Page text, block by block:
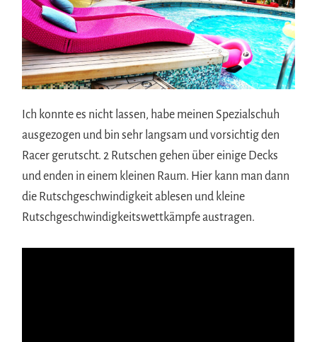
Ich konnte es nicht lassen, habe meinen Spezialschuh
ausgezogen und bin sehr langsam und vorsichtig den
Racer gerutscht. 2 Rutschen gehen über einige Decks
und enden in einem kleinen Raum. Hier kann man dann
die Rutschgeschwindigkeit ablesen und kleine
Rutschgeschwindigkeitswettkämpfe austragen.